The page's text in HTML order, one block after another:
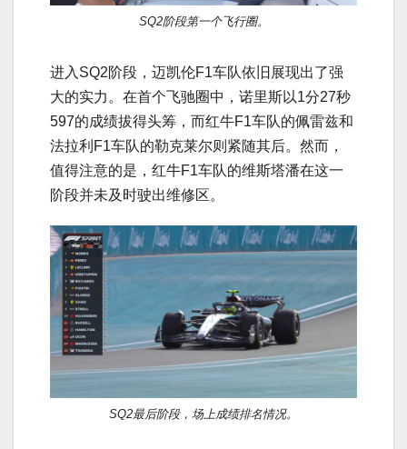
SQ2阶段第一个飞行圈。
进入SQ2阶段，迈凯伦F1车队依旧展现出了强
大的实力。在首个飞驰圈中，诺里斯以1分27秒
597的成绩拔得头筹，而红牛F1车队的佩雷兹和
法拉利F1车队的勒克莱尔则紧随其后。然而，
值得注意的是，红牛F1车队的维斯塔潘在这一
阶段并未及时驶出维修区。
SQ2最后阶段，场上成绩排名情况。